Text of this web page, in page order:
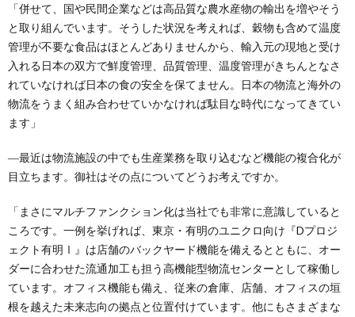
「併せて、国や民間企業などは高品質な農水産物の輸出を増やそう
と取り組んでいます。そうした状況を考えれば、穀物も含めて温度
管理が不要な食品はほとんどありませんから、輸入元の現地と受け
入れる日本の双方で鮮度管理、品質管理、温度管理がきちんとなさ
れていなければ日本の食の安全を保てません。日本の物流と海外の
物流をうまく組み合わせていかなければ駄目な時代になってきてい
ます」
―最近は物流施設の中でも生産業務を取り込むなど機能の複合化が
目立ちます。御社はその点についてどうお考えですか。
「まさにマルチファンクション化は当社でも非常に意識していると
ころです。一例を挙げれば、東京・有明のユニクロ向け『Dプロジ
ェクト有明Ⅰ』は店舗のバックヤード機能を備えるとともに、オー
ダーに合わせた流通加工も担う高機能型物流センターとして稼働し
ています。オフィス機能も備え、従来の倉庫、店舗、オフィスの垣
根を越えた未来志向の拠点と位置付けています。他にもさまざまな